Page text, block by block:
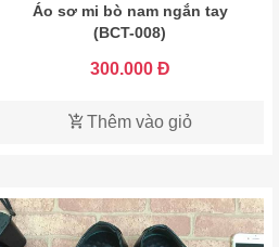
Áo sơ mi bò nam ngắn tay
(BCT-008)
300.000 Đ
Thêm vào giỏ